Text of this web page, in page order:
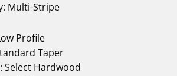
Multi-Stripe
Profile
Taper
Select Hardwood